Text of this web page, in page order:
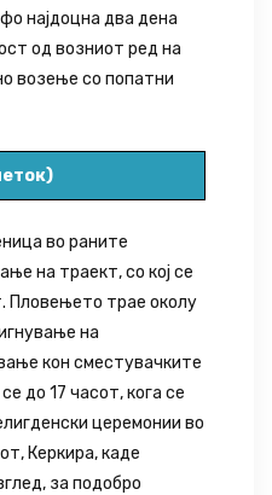
најдоцна два дена
од возниот ред на
возење со попатни
во раните
на траект, со кој се
Пловењето трае околу
на
кон сместувачките
до 17 часот, кога се
церемонии во
Керкира, каде
за подобро